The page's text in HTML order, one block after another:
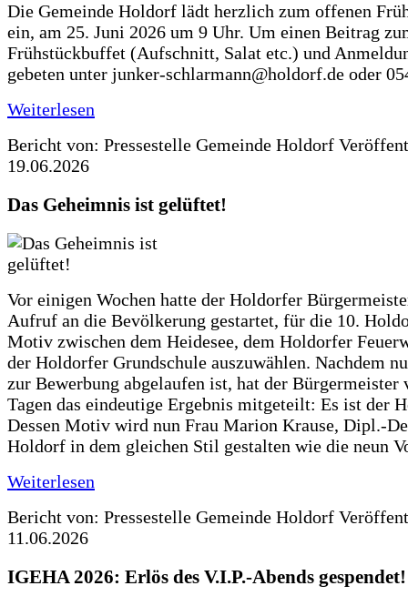
Die Gemeinde Holdorf lädt herzlich zum offenen
ein, am 25. Juni 2026 um 9 Uhr. Um einen Beitrag
Frühstückbuffet (Aufschnitt, Salat etc.) und
gebeten unter junker-schlarmann@holdorf.de oder
Weiterlesen
Bericht von: Pressestelle Gemeinde Holdorf
19.06.2026
Das Geheimnis ist gelüftet!
Vor einigen Wochen hatte der Holdorfer
Aufruf an die Bevölkerung gestartet, für die 10.
Motiv zwischen dem Heidesee, dem Holdorfer
der Holdorfer Grundschule auszuwählen. Nachdem
zur Bewerbung abgelaufen ist, hat der Bürgermeister
Tagen das eindeutige Ergebnis mitgeteilt: Es ist der
Dessen Motiv wird nun Frau Marion Krause, Dipl.-
Holdorf in dem gleichen Stil gestalten wie die neun
Weiterlesen
Bericht von: Pressestelle Gemeinde Holdorf
11.06.2026
IGEHA 2026: Erlös des V.I.P.-Abends gespendet!